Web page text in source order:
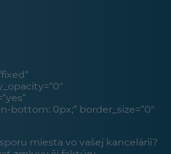
bottom: 0px;“ border_size=“0″
miesta vo vašej kancelárii?